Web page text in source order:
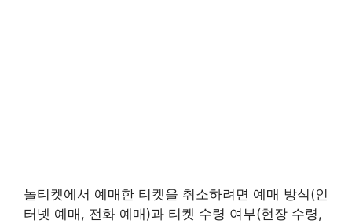
놀티켓에서 예매한 티켓을 취소하려면 예매 방식(인
터넷 예매, 전화 예매)과 티켓 수령 여부(현장 수령,